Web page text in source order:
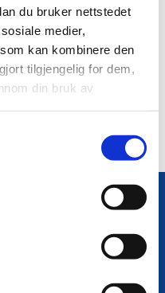
du bruker nettstedet
medier,
kan kombinere den
tilgjengelig for dem,
din bruk av
private.
her.
2022her .